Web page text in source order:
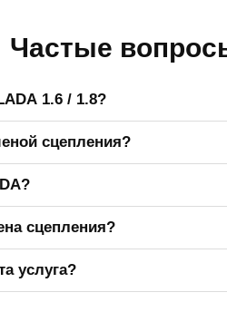
Частые
1.6 / 1.8?
сцепления?
трансмиссии.
сцепления?
услуга?